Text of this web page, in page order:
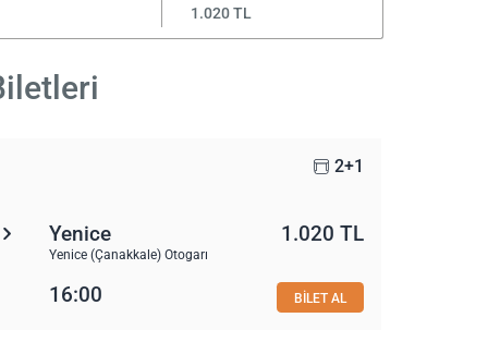
1.020 TL
2+1
Yenice
Yenice (Çanakkale) Otogarı
1.020 TL
16:00 BİLET AL